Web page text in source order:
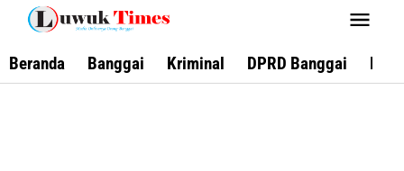
Lewati
konten
Beranda Banggai Kriminal DPRD Banggai